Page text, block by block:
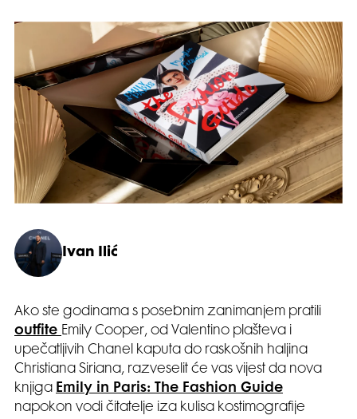
Ivan Ilić
Ako ste godinama s posebnim zanimanjem pratili
outfite Emily Cooper, od Valentino plašteva i
upečatljivih Chanel kaputa do raskošnih haljina
Christiana Siriana, razveselit će vas vijest da nova
knjiga Emily in Paris: The Fashion Guide
napokon vodi čitatelje iza kulisa kostimografije